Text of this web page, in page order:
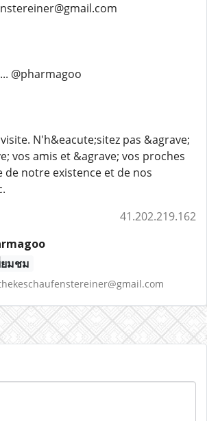
@pharmagoo
N'h&eacute;sitez pas &agrave;
vos amis et &agrave; vos proches
de notre existence et de nos
41.202.219.162
ยมชม